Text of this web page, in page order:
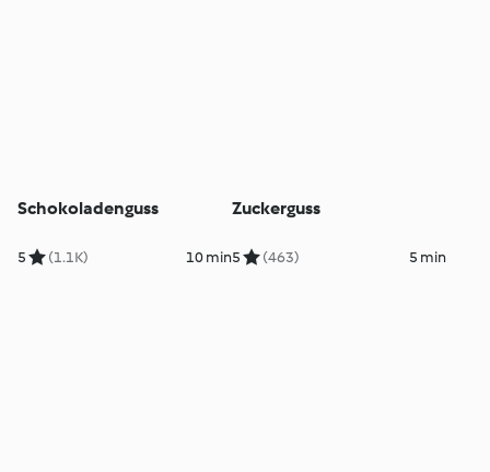
Schokoladenguss
5 (1.1K) 10 min
Zuckerguss
5 (463) 5 min